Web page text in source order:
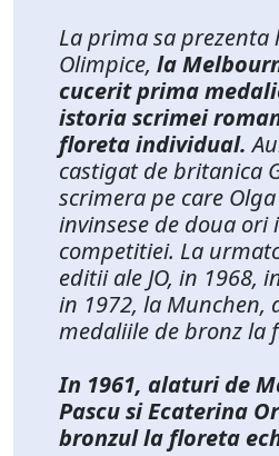
La prima sa prezenta
Olimpice, la
cucerit prima
istoria scrimei
floreta individual.
castigat de britanica
scrimera pe care
invinsese de doua
competitiei. La
editii ale JO, in 1968,
in 1972, la Munchen,
medaliile de bronz la
In 1961, alaturi de
Pascu si Ecaterina
bronzul la floreta